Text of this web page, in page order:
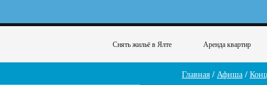
Снять жильё в Ялте Аренда квартир
Главная / Афиша /